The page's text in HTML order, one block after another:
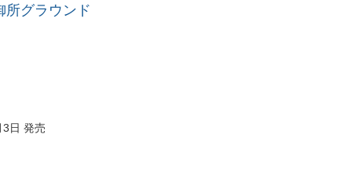
所グラウンド
3日 発売